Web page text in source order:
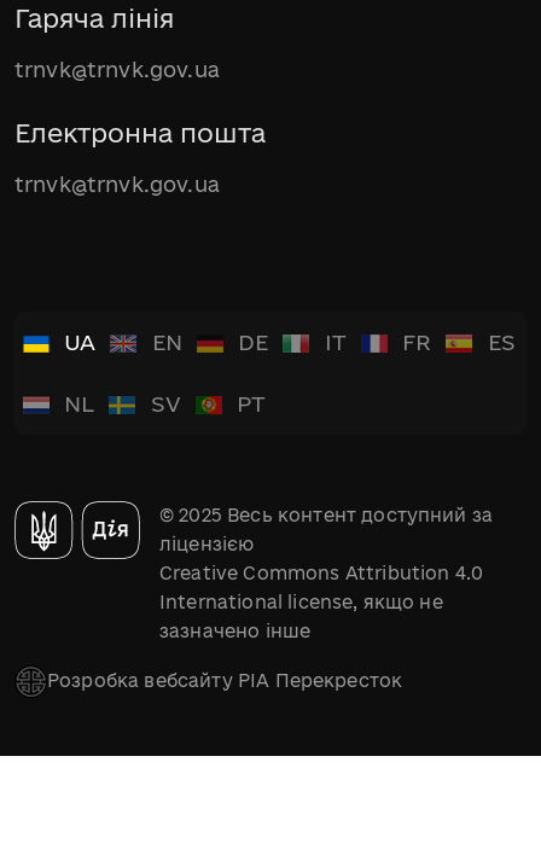
Гаряча лінія
trnvk@trnvk.gov.ua
Електронна пошта
trnvk@trnvk.gov.ua
UA EN DE IT FR ES
NL SV PT
© 2025 Весь контент доступний за
ліцензією
Creative Commons Attribution 4.0
International license, якщо не
зазначено інше
Розробка вебсайту РІА Перекресток